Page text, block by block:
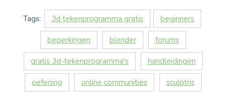
Tags: 3d tekenprogramma gratis beginners
beperkingen blender forums
gratis 3d-tekenprogramma's handleidingen
oefening online communities sculptris